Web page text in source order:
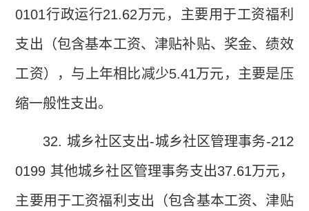
0101行政运行21.62万元，主要用于工资福利
支出（包含基本工资、津贴补贴、奖金、绩效
工资），与上年相比减少5.41万元，主要是压
缩一般性支出。
32. 城乡社区支出-城乡社区管理事务-212
0199 其他城乡社区管理事务支出37.61万元，
主要用于工资福利支出（包含基本工资、津贴